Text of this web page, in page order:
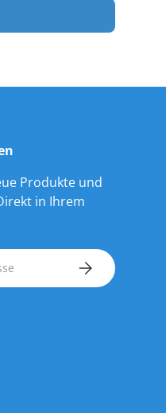
Produkte und
in Ihrem
ABONNIEREN